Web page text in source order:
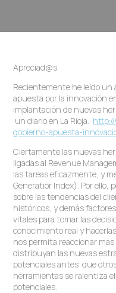
Apreciad@s
Recientemente he leído un
apuesta por la innovación
implantación de nuevas
un diario en La Rioja.
gobierno-apuesta-
Ciertamente las nuevas
ligadas al Revenue
las tareas eficazmente, y
Generatior Index). Por ello,
sobre las tendencias del
históricos, y demás
vitales para tomar las
conocimiento real y
nos permita reaccionar
distribuyan las nuevas
potenciales antes que
herramientas se ralentiza
potenciales.